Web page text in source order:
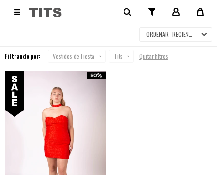
 VESTIDOS DE FIESTA EN SALE
RECIENTES
Filtrando por: Vestidos de Fiesta Tits Quitar filtros